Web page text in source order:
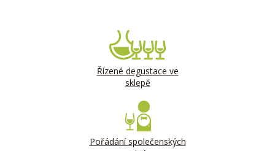
Řízené degustace ve
sklepě
Pořádání společenských